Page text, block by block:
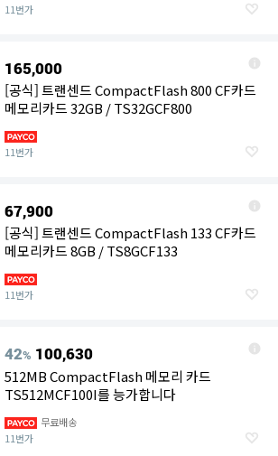
11번가
165,000
[공식] 트랜센드 CompactFlash 800 CF카드
메모리카드 32GB / TS32GCF800
11번가
67,900
[공식] 트랜센드 CompactFlash 133 CF카드
메모리카드 8GB / TS8GCF133
11번가
42% 100,630
512MB CompactFlash 메모리 카드
TS512MCF100I를 능가합니다
무료배송
11번가